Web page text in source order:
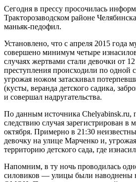
Сегодня в прессу просочилась
Тракторозаводском районе
маньяк-педофил.
Установлено, что с апреля 2015 года
совершено минимум четыре
случаях жертвами стали девочки от
преступления происходили по одной
угрожая ножом затаскивал
(кусты, веранда детского садика,
и совершал надругательства.
По данным источника Chelyabinsk.ru,
следствию случая зарегистрирован
октября. Примерно в 21:30
девочку на улице Марченко и,
территорию детского сада, где
Напомним, в ту ночь проводилась
силовиков — улицы были